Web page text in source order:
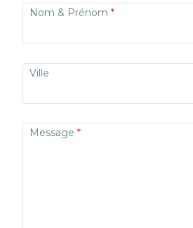
Nom & Prénom
Ville
Message